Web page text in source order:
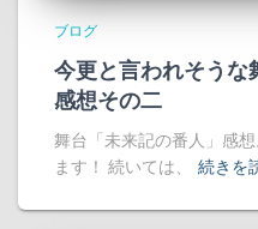
ブログ
今更と言われそうな
感想その二
舞台「未来記の番人」感
ます！ 続いては、
続きを